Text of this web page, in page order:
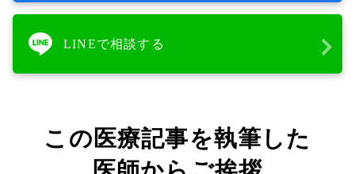
LINEで相談する
この医療記事を執筆した